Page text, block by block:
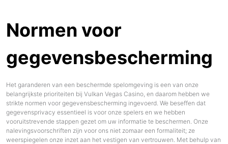
Normen voor
gegevensbescherming
Het garanderen van een beschermde spelomgeving is een van onze
belangrijkste prioriteiten bij Vulkan Vegas Casino, en daarom hebben we
strikte normen voor gegevensbescherming ingevoerd. We beseffen dat
gegevensprivacy essentieel is voor onze spelers en we hebben
vooruitstrevende stappen gezet om uw informatie te beschermen. Onze
nalevingsvoorschriften zijn voor ons niet zomaar een formaliteit; ze
weerspiegelen onze inzet aan het vestigen van vertrouwen. Met behulp van